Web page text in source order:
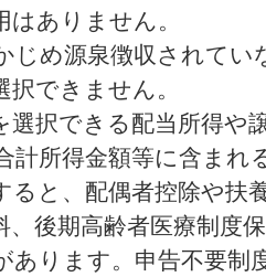
はありません。
じめ源泉徴収されてい
択できません。
選択できる配当所得や
計所得金額等に含まれ
ると、配偶者控除や扶
、後期高齢者医療制度
あります。申告不要制